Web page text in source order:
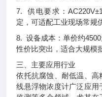
7. 供电要求：
定，可适配工业现场常规
8. 设备成本：单价约
性价比突出，适合大规模
三、主要应用行业
依托抗腐蚀、耐低温、
线悬浮物浓度计广泛应